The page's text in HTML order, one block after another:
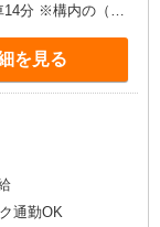
14分 ※構内の（無
を見る
通勤OK